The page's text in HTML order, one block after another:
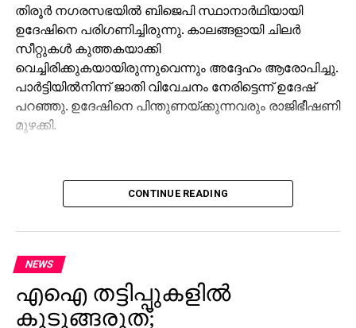
തിരൂര്‍ നഗരസഭയില്‍ ബിജെപി സ്ഥാനാര്‍ഥിയായി
ഉദേഷിനെ പരിഗണിച്ചിരുന്നു. കാലങ്ങളായി ചിലര്‍
സീറ്റുകള്‍ കുത്തകയാക്കി
വെച്ചിരിക്കുകയായിരുന്നുവെന്നും അദ്ദേഹം ആരോപിച്ചു.
പാര്‍ട്ടിയില്‍നിന്ന് ജാതി വിവേചനം നേരിട്ടെന്ന് ഉദേഷ്
പറഞ്ഞു. ഉദേഷിനെ പിന്തുണയ്ക്കുന്നവരും രാജിഭീഷണി
മുഴക്കി.
CONTINUE READING
NEWS
എഐ തട്ടിപ്പുകളില്‍
കുടുങ്ങരുത്;